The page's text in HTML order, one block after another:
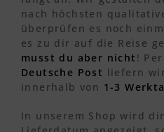
nach höchsten
überprüfen es noch
es zu dir auf die Reise
musst du aber nicht ! Per
Deutsche Post liefern
innerhalb von 1-3
In unserem Shop wird